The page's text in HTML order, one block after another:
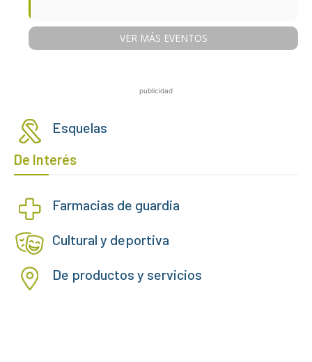
VER MÁS EVENTOS
publicidad
Esquelas
De Interés
Farmacias de guardia
Cultural y deportiva
De productos y servicios